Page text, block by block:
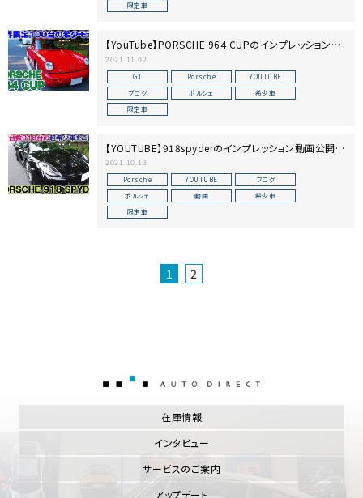
限定車
【YouTube】PORSCHE 964 CUPのインプレッション動
画を公開しました！【カップカー】
2021.11.02
GT Porsche
YOUTUBE
ブログ
ポルシェ
希少車
限定車
【YOUTUBE】918spyderのインプレッション動画公開で
す【ポルシェ】
2021.10.13
Porsche YOUTUBE
ブログ
ポルシェ
動画
希少車
限定車
1 2
在庫情報
インタビュー
サービスのご案内
アップデート